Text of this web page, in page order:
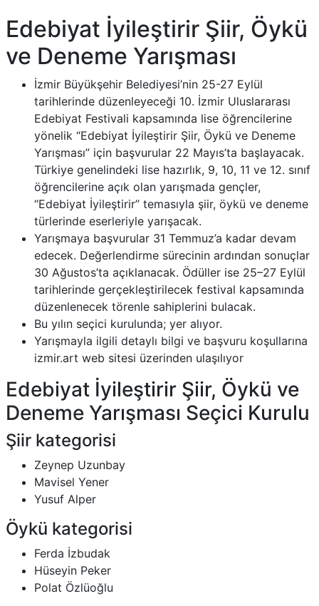
Edebiyat İyileştirir Şiir, Öykü
ve Deneme Yarışması
İzmir Büyükşehir Belediyesi’nin 25-27 Eylül
tarihlerinde düzenleyeceği 10. İzmir Uluslararası
Edebiyat Festivali kapsamında lise öğrencilerine
yönelik “Edebiyat İyileştirir Şiir, Öykü ve Deneme
Yarışması” için başvurular 22 Mayıs’ta başlayacak.
Türkiye genelindeki lise hazırlık, 9, 10, 11 ve 12. sınıf
öğrencilerine açık olan yarışmada gençler,
“Edebiyat İyileştirir” temasıyla şiir, öykü ve deneme
türlerinde eserleriyle yarışacak.
Yarışmaya başvurular 31 Temmuz’a kadar devam
edecek. Değerlendirme sürecinin ardından sonuçlar
30 Ağustos’ta açıklanacak. Ödüller ise 25–27 Eylül
tarihlerinde gerçekleştirilecek festival kapsamında
düzenlenecek törenle sahiplerini bulacak.
Bu yılın seçici kurulunda; yer alıyor.
Yarışmayla ilgili detaylı bilgi ve başvuru koşullarına
izmir.art web sitesi üzerinden ulaşılıyor
Edebiyat İyileştirir Şiir, Öykü ve
Deneme Yarışması Seçici Kurulu
Şiir kategorisi
Zeynep Uzunbay
Mavisel Yener
Yusuf Alper
Öykü kategorisi
Ferda İzbudak
Hüseyin Peker
Polat Özlüoğlu